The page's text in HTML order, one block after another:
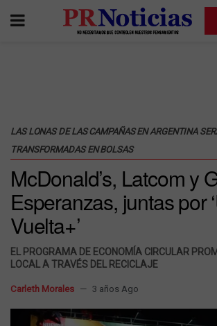
LAS LONAS DE LAS CAMPAÑAS EN ARGENTINA
TRANSFORMADAS EN BOLSAS
McDonald’s, Latcom y
Esperanzas, juntas por
Vuelta+’
EL PROGRAMA DE ECONOMÍA CIRCULAR
LOCAL A TRAVÉS DEL RECICLAJE
Carleth Morales 3 años Ago